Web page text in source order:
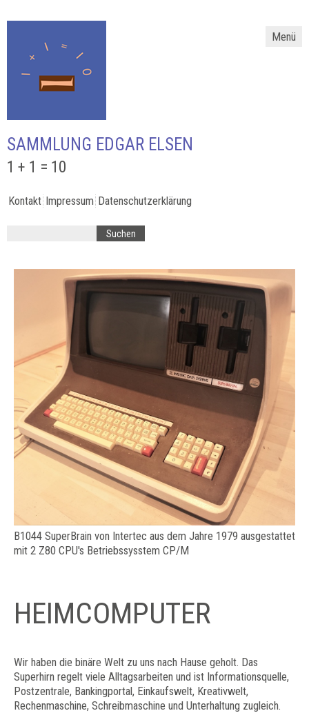
Menü
SAMMLUNG EDGAR ELSEN
1 + 1 = 10
Kontakt Impressum Datenschutzerklärung
B1044 SuperBrain von Intertec aus dem Jahre 1979 ausgestattet
mit 2 Z80 CPU's Betriebssysstem CP/M
HEIMCOMPUTER
Wir haben die binäre Welt zu uns nach Hause geholt. Das
Superhirn regelt viele Alltagsarbeiten und ist Informationsquelle,
Postzentrale, Bankingportal, Einkaufswelt, Kreativwelt,
Rechenmaschine, Schreibmaschine und Unterhaltung zugleich.